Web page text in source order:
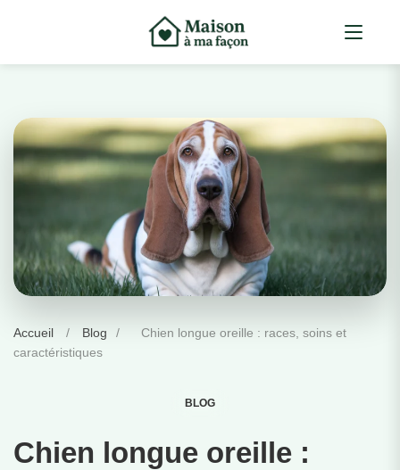
Accueil / Blog /
Chien longue oreille : races, soins et
caractéristiques
BLOG
Chien longue oreille :